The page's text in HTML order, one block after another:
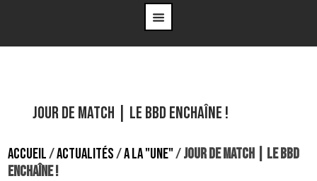
JOUR DE MATCH | Le BBD enchaîne !
ACCUEIL/ACTUALITÉS/A LA "UNE"/JOUR DE MATCH | LE BBD
ENCHAÎNE !